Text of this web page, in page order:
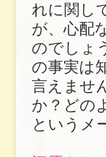
れに関し
が、心配
のでしょ
の事実は
言えませ
か？どの
というメ